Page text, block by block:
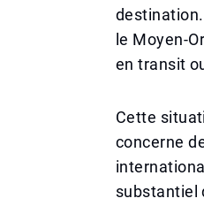
le Moyen-
en transit
Cette
concerne
substantiel